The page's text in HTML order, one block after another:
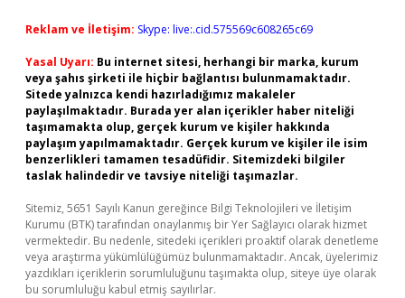
Reklam ve İletişim: Skype: live:.cid.575569c608265c69
Yasal Uyarı: Bu internet sitesi, herhangi bir marka, kurum
veya şahıs şirketi ile hiçbir bağlantısı bulunmamaktadır.
Sitede yalnızca kendi hazırladığımız makaleler
paylaşılmaktadır. Burada yer alan içerikler haber niteliği
taşımamakta olup, gerçek kurum ve kişiler hakkında
paylaşım yapılmamaktadır. Gerçek kurum ve kişiler ile isim
benzerlikleri tamamen tesadüfidir. Sitemizdeki bilgiler
taslak halindedir ve tavsiye niteliği taşımazlar.
Sitemiz, 5651 Sayılı Kanun gereğince Bilgi Teknolojileri ve İletişim
Kurumu (BTK) tarafından onaylanmış bir Yer Sağlayıcı olarak hizmet
vermektedir. Bu nedenle, sitedeki içerikleri proaktif olarak denetleme
veya araştırma yükümlülüğümüz bulunmamaktadır. Ancak, üyelerimiz
yazdıkları içeriklerin sorumluluğunu taşımakta olup, siteye üye olarak
bu sorumluluğu kabul etmiş sayılırlar.